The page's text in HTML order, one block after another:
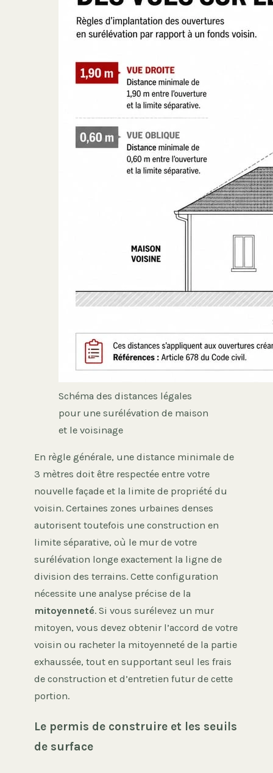
Schéma des distances légales
pour une surélévation de maison
et le voisinage
En règle générale, une distance minimale de
3 mètres doit être respectée entre votre
nouvelle façade et la limite de propriété du
voisin. Certaines zones urbaines denses
autorisent toutefois une construction en
limite séparative, où le mur de votre
surélévation longe exactement la ligne de
division des terrains. Cette configuration
nécessite une analyse précise de la
mitoyenneté. Si vous surélevez un mur
mitoyen, vous devez obtenir l’accord de votre
voisin ou racheter la mitoyenneté de la partie
exhaussée, tout en supportant seul les frais
de construction et d’entretien futur de cette
portion.
Le permis de construire et les seuils
de surface